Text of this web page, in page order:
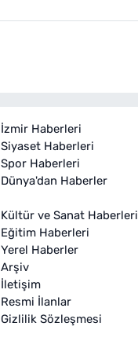
İzmir Haberleri
Siyaset Haberleri
Spor Haberleri
Dünya'dan Haberler
Kültür ve Sanat Haberleri
Eğitim Haberleri
Yerel Haberler
Arşiv
İletişim
Resmi İlanlar
Gizlilik Sözleşmesi